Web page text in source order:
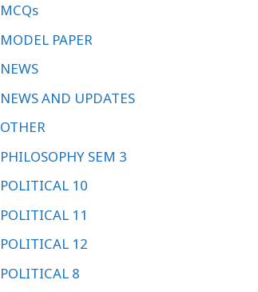
MCQs
MODEL PAPER
NEWS
NEWS AND UPDATES
OTHER
PHILOSOPHY SEM 3
POLITICAL 10
POLITICAL 11
POLITICAL 12
POLITICAL 8